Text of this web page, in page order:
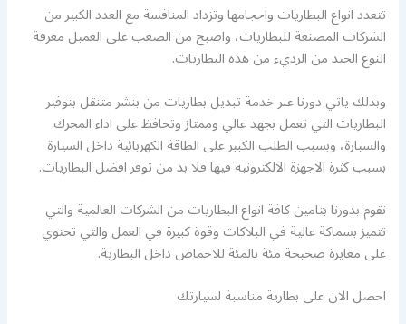
تتعدد انواع البطاريات واحجامها وتزداد المنافسة مع العدد الكبير من
الشركات المصنعة للبطاريات، واصبح من الصعب على العميل معرفة
النوع الجيد من الرديء من هذه البطاريات.
وبذلك ياتي دورنا عبر خدمة تبديل بطاريات من بنشر متنقل بتوفير
البطاريات التي تعمل بجهد عالي وممتاز وتحافظ على اداء المحرك
والسيارة، وبسبب الطلب الكبير على الطاقة الكهربائية داخل السيارة
بسبب كثرة الاجهزة الالكترونية فيها فلا بد من توفر افضل البطاريات.
نقوم بدورنا بتامين كافة انواع البطاريات من الشركات العالمية والتي
تتميز بسماكة عالية في البلاكات وقوة كبيرة في العمل والتي تحتوي
على معايرة صحيحة مئة بالمئة للاحماض داخل البطارية.
احصل الان على بطارية مناسبة لسيارتك